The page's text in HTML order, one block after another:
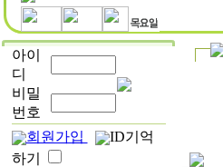
아이
디
비밀
번호
회원가입
ID기억
하기